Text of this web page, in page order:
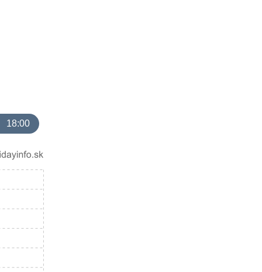
18:00